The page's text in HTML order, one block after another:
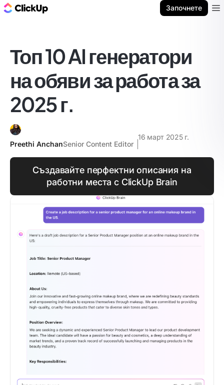
Започнете
Топ 10 AI генератори
на обяви за работа за
2025 г.
Preethi AnchanSenior Content Editor
16 март 2025 г.
Създавайте перфектни описания на
работни места с ClickUp Brain